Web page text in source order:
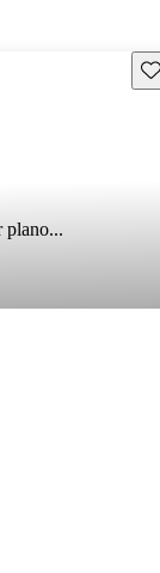
plano...